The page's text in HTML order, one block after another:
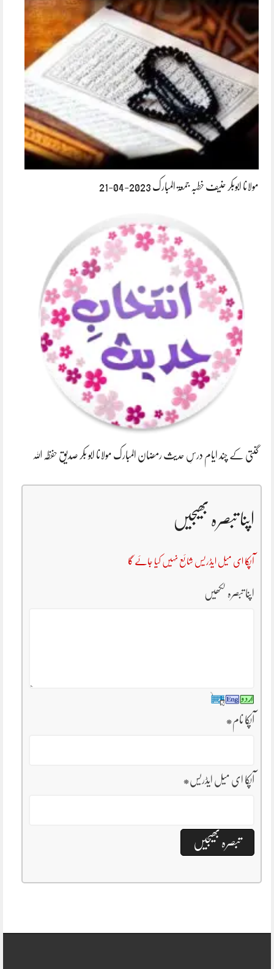
مولانا ابوبکر حنیف خطبہ جمعۃ المبارک 2023-04-21
گنتی کے چند ایام درسِ حدیث رمضان المبارک مولانا ابو بکر صدیق حفظہ اللہ
اپنا تبصرہ بھیجیں
آپکا ای میل ایڈریس شائع نہیں کیا جائے گا
اپنا تبصرہ لکھیں
آپکا نام*
آپکا ای میل ایڈریس*